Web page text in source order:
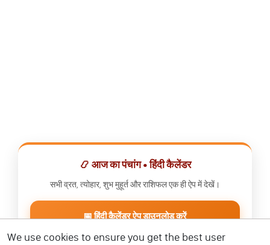
📿 आज का पंचांग • हिंदी कैलेंडर
सभी व्रत, त्योहार, शुभ मुहूर्त और राशिफल एक ही ऐप में देखें।
📅 हिंदी कैलेंडर ऐप डाउनलोड करें
We use cookies to ensure you get the best user